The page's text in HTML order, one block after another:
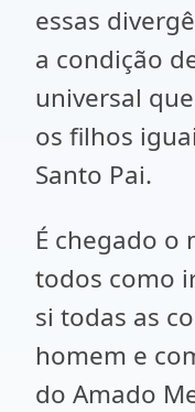
essas
a condição
universal
os filhos
Santo Pai.
É chegado o
todos como
si todas as
homem e
do Amado